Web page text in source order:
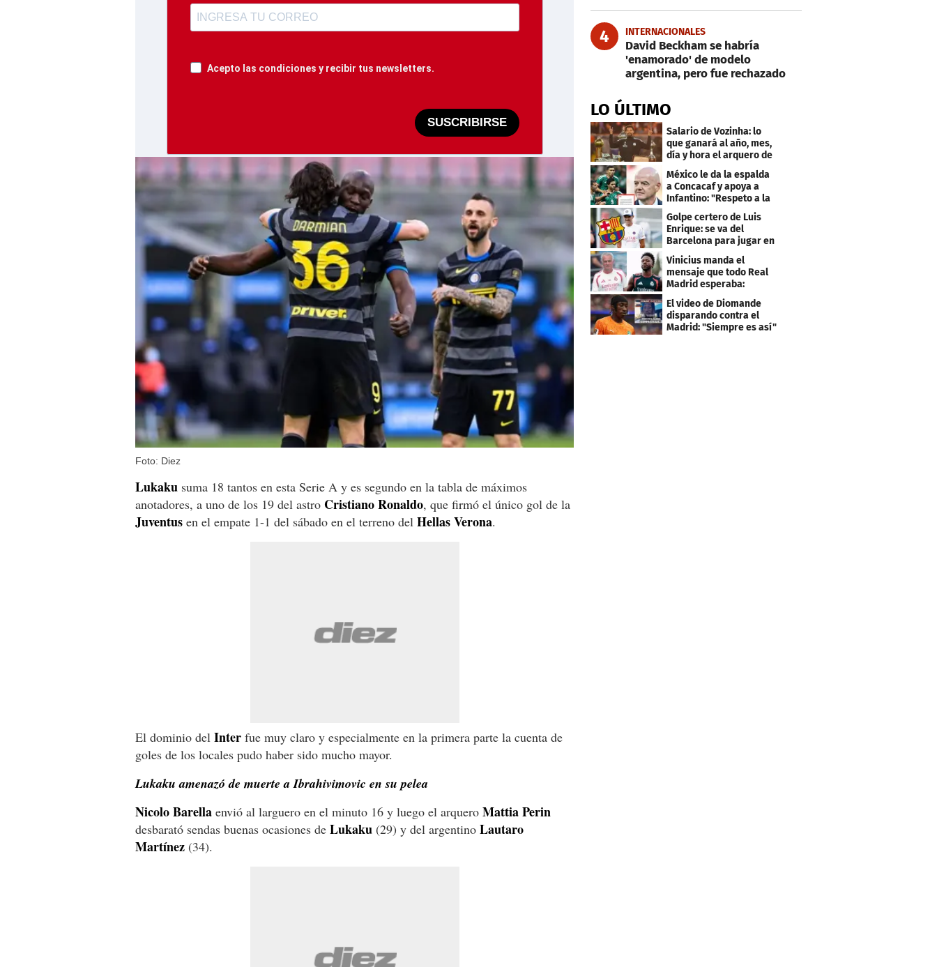
Acepto las condiciones y recibir tus newsletters.
SUSCRIBIRSE
Foto: Diez
Lukaku suma 18 tantos en esta Serie A y es segundo en la tabla de máximos
anotadores, a uno de los 19 del astro Cristiano Ronaldo, que firmó el único gol de la
Juventus en el empate 1-1 del sábado en el terreno del Hellas Verona.
El dominio del Inter fue muy claro y especialmente en la primera parte la cuenta de
goles de los locales pudo haber sido mucho mayor.
Lukaku amenazó de muerte a Ibrahivimovic en su pelea
Nicolo Barella envió al larguero en el minuto 16 y luego el arquero Mattia Perin
desbarató sendas buenas ocasiones de Lukaku (29) y del argentino Lautaro
Martínez (34).
4 INTERNACIONALES
David Beckham se habría
'enamorado' de modelo
argentina, pero fue rechazado
LO ÚLTIMO
Salario de Vozinha: lo
que ganará al año, mes,
día y hora el arquero de
Cabo Verde
México le da la espalda
a Concacaf y apoya a
Infantino: "Respeto a la
gobernanza"
Golpe certero de Luis
Enrique: se va del
Barcelona para jugar en
el PSG
Vinicius manda el
mensaje que todo Real
Madrid esperaba:
"Mourinho..."
El video de Diomande
disparando contra el
Madrid: "Siempre es así"